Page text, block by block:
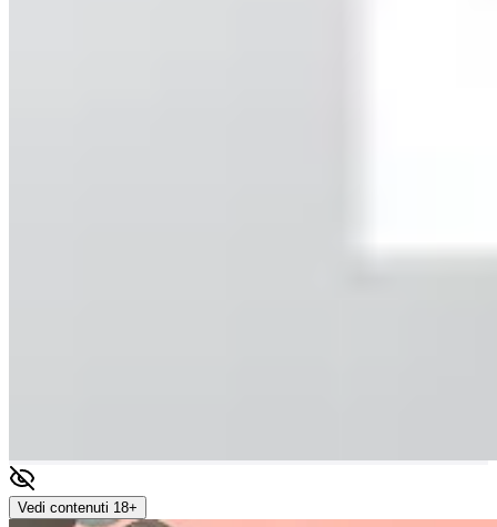
Vedi contenuti 18+